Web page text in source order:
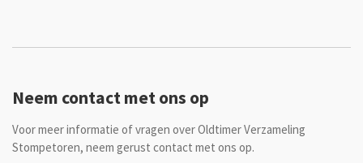
Neem contact met ons op
Voor meer informatie of vragen over Oldtimer Verzameling
Stompetoren, neem gerust contact met ons op.